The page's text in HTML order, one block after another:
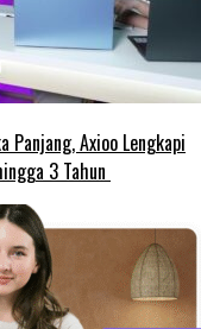
Axioo Lengkapi
3 Tahun